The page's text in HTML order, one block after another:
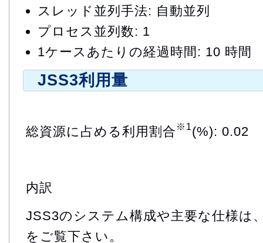
スレッド並列手法: 自動並列
プロセス並列数: 1
1ケースあたりの経過時間: 10 時間
JSS3利用量
総資源に占める利用割合 ※1(%): 0.02
内訳
JSS3のシステム構成や主要な仕様は
をご覧下さい。